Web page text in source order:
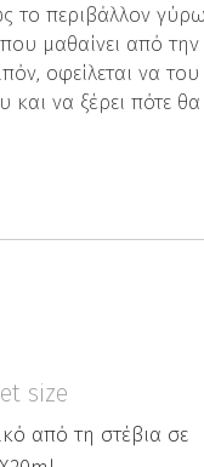
το περιβάλλον
μαθαίνει από
οφείλεται να
να ξέρει πότε
size
από τη στέβια σε